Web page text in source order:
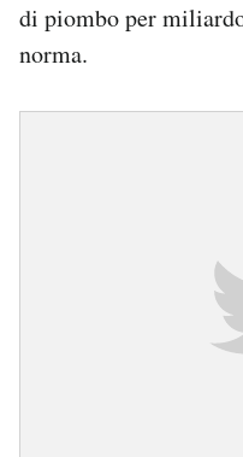
di piombo per
norma.